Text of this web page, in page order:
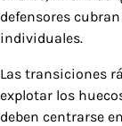
defensores
individuales.
Las transiciones
explotar los
deben centrarse